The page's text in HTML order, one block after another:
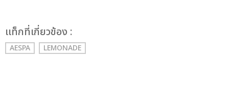
เเท็กที่เกี่ยวข้อง :
AESPA LEMONADE